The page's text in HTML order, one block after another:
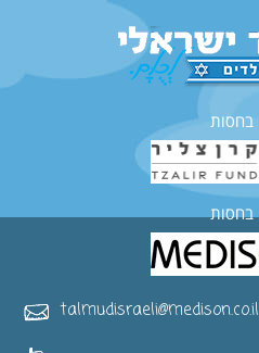
בחסות
בחסות
talmudisraeli@medison.co.il